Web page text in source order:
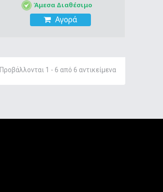
Άμεσα Διαθέσιμο
Αγορά
Προβάλλονται 1 - 6 από 6 αντικείμενα